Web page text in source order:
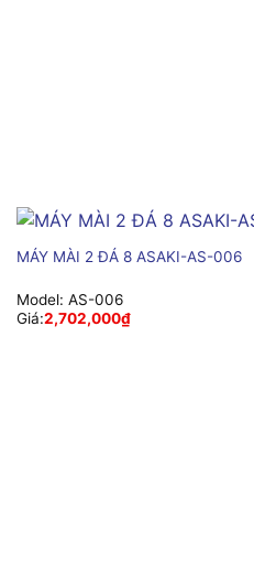
MÁY MÀI 2 ĐÁ 8 ASAKI-AS-006
Model: AS-006
Giá:2,702,000₫